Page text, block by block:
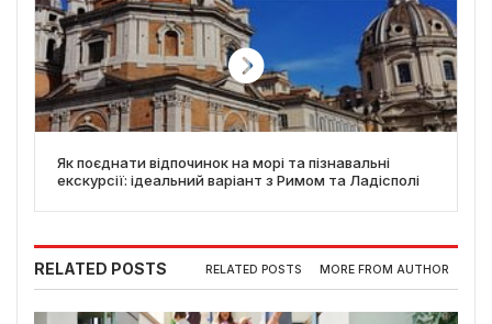
Як поєднати відпочинок на морі та пізнавальні
екскурсії: ідеальний варіант з Римом та Ладісполі
RELATED POSTS RELATED POSTS MORE FROM AUTHOR